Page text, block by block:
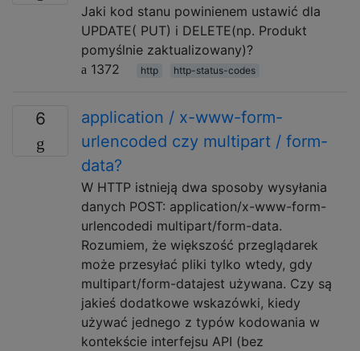
Jaki kod stanu powinienem ustawić dla
UPDATE( PUT) i DELETE(np. Produkt
pomyślnie zaktualizowany)?
1372
http http-status-codes
6
application / x-www-form-
urlencoded czy multipart / form-
data?
W HTTP istnieją dwa sposoby wysyłania
danych POST: application/x-www-form-
urlencodedi multipart/form-data.
Rozumiem, że większość przeglądarek
może przesyłać pliki tylko wtedy, gdy
multipart/form-datajest używana. Czy są
jakieś dodatkowe wskazówki, kiedy
używać jednego z typów kodowania w
kontekście interfejsu API (bez